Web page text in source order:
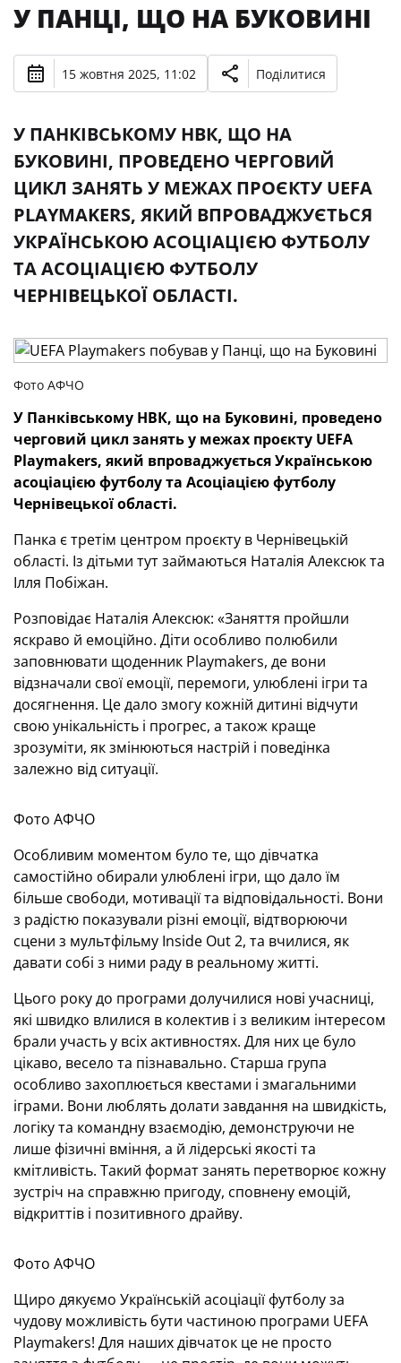
У ПАНЦІ, ЩО НА БУКОВИНІ
15 жовтня 2025, 11:02 Поділитися
У ПАНКІВСЬКОМУ НВК, ЩО НА
БУКОВИНІ, ПРОВЕДЕНО ЧЕРГОВИЙ
ЦИКЛ ЗАНЯТЬ У МЕЖАХ ПРОЄКТУ UEFA
PLAYMAKERS, ЯКИЙ ВПРОВАДЖУЄТЬСЯ
УКРАЇНСЬКОЮ АСОЦІАЦІЄЮ ФУТБОЛУ
ТА АСОЦІАЦІЄЮ ФУТБОЛУ
ЧЕРНІВЕЦЬКОЇ ОБЛАСТІ.
Фото АФЧО
У Панківському НВК, що на Буковині, проведено
черговий цикл занять у межах проєкту UEFA
Playmakers, який впроваджується Українською
асоціацією футболу та Асоціацією футболу
Чернівецької області.
Панка є третім центром проєкту в Чернівецькій
області. Із дітьми тут займаються Наталія Алексюк та
Ілля Побіжан.
Розповідає Наталія Алексюк: «Заняття пройшли
яскраво й емоційно. Діти особливо полюбили
заповнювати щоденник Playmakers, де вони
відзначали свої емоції, перемоги, улюблені ігри та
досягнення. Це дало змогу кожній дитині відчути
свою унікальність і прогрес, а також краще
зрозуміти, як змінюються настрій і поведінка
залежно від ситуації.
Фото АФЧО
Особливим моментом було те, що дівчатка
самостійно обирали улюблені ігри, що дало їм
більше свободи, мотивації та відповідальності. Вони
з радістю показували різні емоції, відтворюючи
сцени з мультфільму Inside Out 2, та вчилися, як
давати собі з ними раду в реальному житті.
Цього року до програми долучилися нові учасниці,
які швидко влилися в колектив і з великим інтересом
брали участь у всіх активностях. Для них це було
цікаво, весело та пізнавально. Старша група
особливо захоплюється квестами і змагальними
іграми. Вони люблять долати завдання на швидкість,
логіку та командну взаємодію, демонструючи не
лише фізичні вміння, а й лідерські якості та
кмітливість. Такий формат занять перетворює кожну
зустріч на справжню пригоду, сповнену емоцій,
відкриттів і позитивного драйву.
Фото АФЧО
Щиро дякуємо Українській асоціації футболу за
чудову можливість бути частиною програми UEFA
Playmakers! Для наших дівчаток це не просто